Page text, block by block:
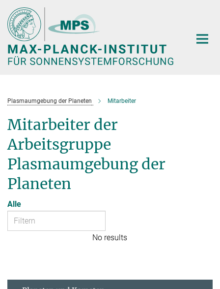
Hauptinhalt
Plasmaumgebung der Planeten Mitarbeiter
Mitarbeiter der
Arbeitsgruppe
Plasmaumgebung der
Planeten
Alle
No results